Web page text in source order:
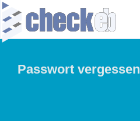
Passwort vergessen